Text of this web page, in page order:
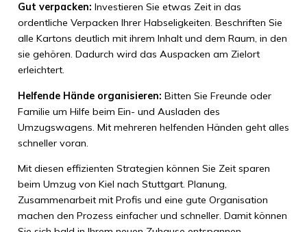
Gut verpacken: Investieren Sie etwas Zeit in das
ordentliche Verpacken Ihrer Habseligkeiten. Beschriften Sie
alle Kartons deutlich mit ihrem Inhalt und dem Raum, in den
sie gehören. Dadurch wird das Auspacken am Zielort
erleichtert.
Helfende Hände organisieren: Bitten Sie Freunde oder
Familie um Hilfe beim Ein- und Ausladen des
Umzugswagens. Mit mehreren helfenden Händen geht alles
schneller voran.
Mit diesen effizienten Strategien können Sie Zeit sparen
beim Umzug von Kiel nach Stuttgart. Planung,
Zusammenarbeit mit Profis und eine gute Organisation
machen den Prozess einfacher und schneller. Damit können